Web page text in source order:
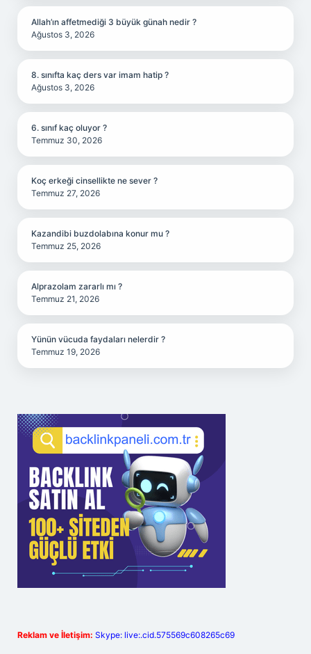
Allah’ın affetmediği 3 büyük günah nedir ?
Ağustos 3, 2026
8. sınıfta kaç ders var imam hatip ?
Ağustos 3, 2026
6. sınıf kaç oluyor ?
Temmuz 30, 2026
Koç erkeği cinsellikte ne sever ?
Temmuz 27, 2026
Kazandibi buzdolabına konur mu ?
Temmuz 25, 2026
Alprazolam zararlı mı ?
Temmuz 21, 2026
Yünün vücuda faydaları nelerdir ?
Temmuz 19, 2026
Reklam ve İletişim: Skype: live:.cid.575569c608265c69